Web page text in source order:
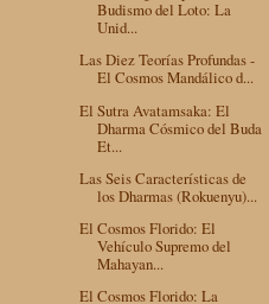
Budismo del Loto: La
Unid...
Las Diez Teorías Profundas -
El Cosmos Mandálico d...
El Sutra Avatamsaka: El
Dharma Cósmico del Buda
Et...
Las Seis Características de
los Dharmas (Rokuenyu)...
El Cosmos Florido: El
Vehículo Supremo del
Mahayan...
El Cosmos Florido: La